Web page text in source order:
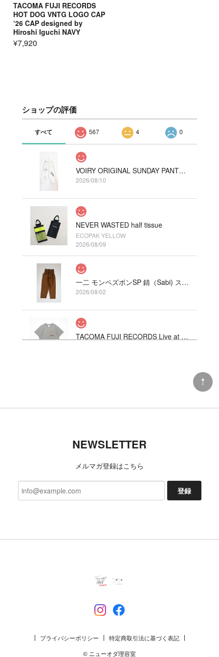
TACOMA FUJI RECORDS
HOT DOG VNTG LOGO CAP
‘26 CAP designed by
Hiroshi Iguchi NAVY
¥7,920
ショップの評価
すべて 567 4 0
VOIRY ORIGINAL SUNDAY PANTS-VTS COLOR ライトグレー
2026/08/10
NEVER WASTED half tissue
ECOPAK YELLOW
2026/08/09
一二 モンペズボンSP 錆（Sabi) ストレッチ
2026/08/02
TACOMA FUJI RECORDS Live at Fillmore!? Tee designed by Hirohisa Yokoyama HEATHER GRAY
りがとうございます。母にプレゼントしたら喜んで
もらえました。次回も利用させてもらいます。
DANNER x TACOMA FUJI RECORDS LUXON “BIGFOOT SURVERY PROJECT”
9 (27cm)
今回も、迅速な対応ありがとうございました 新たな
ります。 これからも楽しんでいただけ
るよう努めます。 今後ともよろしくお
NEWSLETTER
メルマガ登録はこちら
登録
プライバシーポリシー
特定商取引法に基づく表記
© ニューオダ理容室